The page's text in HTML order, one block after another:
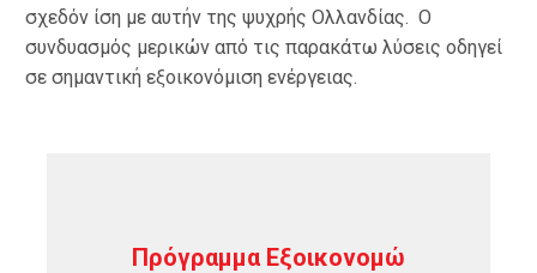
σχεδόν ίση με αυτήν της ψυχρής Ολλανδίας. Ο
συνδυασμός μερικών από τις παρακάτω λύσεις οδηγεί
σε σημαντική εξοικονόμιση ενέργειας.
Πρόγραμμα Εξοικονομώ